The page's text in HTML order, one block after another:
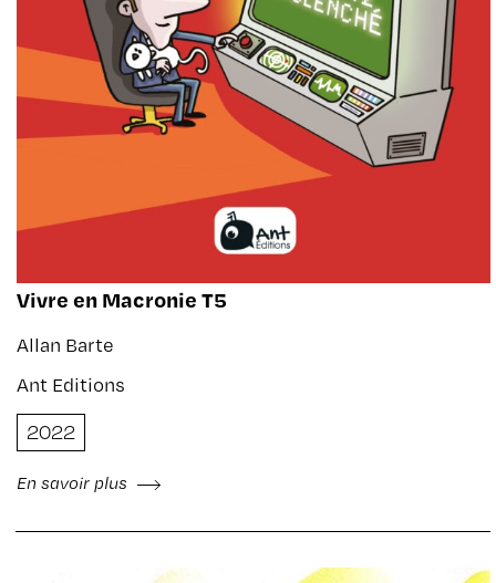
Vivre en Macronie T5
Allan Barte
Ant Editions
2022
En savoir plus